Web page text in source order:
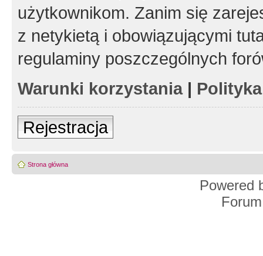
użytkownikom. Zanim się
z netykietą i obowiązującymi
regulaminy poszczególnych
Warunki korzystania|
Rejestracja
Strona główna
Powered